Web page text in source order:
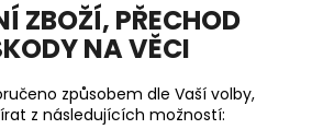
ZBOŽÍ, PŘECHOD
NA VĚCI
způsobem dle Vaší volby,
z následujících možností: